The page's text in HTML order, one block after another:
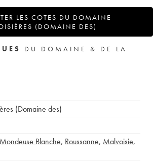
LES COTES DU DOMAINE
(DOMAINE DES)
DU DOMAINE & DE LA
(Domaine des)
Mondeuse Blanche, Roussanne, Malvoisie,